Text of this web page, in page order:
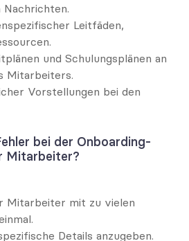
Leitfäden,
und Schulungsplänen an
Mitarbeiters.
Vorstellungen bei den
bei der Onboarding-
Mitarbeiter?
Mitarbeiter mit zu vielen
Details anzugeben.